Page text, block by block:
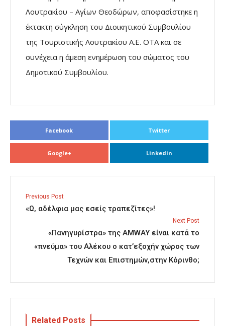
Λουτρακίου – Αγίων Θεοδώρων, αποφασίστηκε η
έκτακτη σύγκληση του Διοικητικού Συμβουλίου
της Τουριστικής Λουτρακίου Α.Ε. ΟΤΑ και σε
συνέχεια η άμεση ενημέρωση του σώματος του
Δημοτικού Συμβουλίου.
Facebook Twitter
Google+ Linkedin
Previous Post
«Ω, αδέλφια μας εσείς τραπεζίτες»!
Next Post
«Πανηγυρίστρα» της AMWAY είναι κατά το
«πνεύμα» του Αλέκου ο κατ’εξοχήν χώρος των
Τεχνών και Επιστημών,στην Κόρινθο;
Related Posts